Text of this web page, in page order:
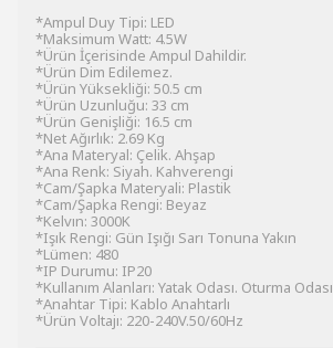
*Ampul Duy Tipi: LED
*Maksimum Watt: 4.5W
*Ürün İçerisinde Ampul Dahildir.
*Ürün Dim Edilemez.
*Ürün Yüksekliği: 50.5 cm
*Ürün Uzunluğu: 33 cm
*Ürün Genişliği: 16.5 cm
*Net Ağırlık: 2.69 Kg
*Ana Materyal: Çelik. Ahşap
*Ana Renk: Siyah. Kahverengi
*Cam/Şapka Materyali: Plastik
*Cam/Şapka Rengi: Beyaz
*Kelvın: 3000K
*Işık Rengi: Gün Işığı Sarı Tonuna Yakın
*Lümen: 480
*IP Durumu: IP20
*Kullanım Alanları: Yatak Odası. Oturma Odası
*Anahtar Tipi: Kablo Anahtarlı
*Ürün Voltajı: 220-240V.50/60Hz